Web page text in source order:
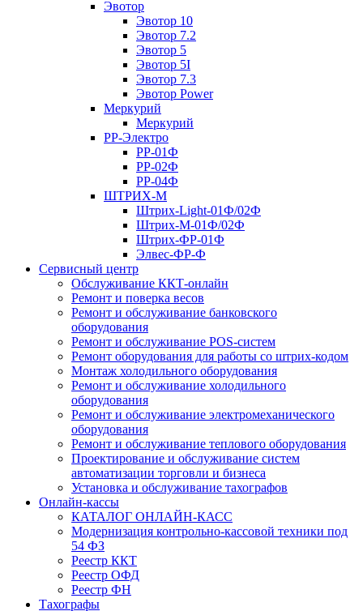
Эвотор
Эвотор 10
Эвотор 7.2
Эвотор 5
Эвотор 5I
Эвотор 7.3
Эвотор Power
Меркурий
Меркурий
РР-Электро
РР-01Ф
РР-02Ф
РР-04Ф
ШТРИХ-М
Штрих-Light-01Ф/02Ф
Штрих-М-01Ф/02Ф
Штрих-ФР-01Ф
Элвес-ФР-Ф
Сервисный центр
Обслуживание ККТ-онлайн
Ремонт и поверка весов
Ремонт и обслуживание банковского
оборудования
Ремонт и обслуживание POS-систем
Ремонт оборудования для работы со штрих-кодом
Монтаж холодильного оборудования
Ремонт и обслуживание холодильного
оборудования
Ремонт и обслуживание электромеханического
оборудования
Ремонт и обслуживание теплового оборудования
Проектирование и обслуживание систем
автоматизации торговли и бизнеса
Установка и обслуживание тахографов
Онлайн-кассы
КАТАЛОГ ОНЛАЙН-КАСС
Модернизация контрольно-кассовой техники под
54 ФЗ
Реестр ККТ
Реестр ОФД
Реестр ФН
Тахографы